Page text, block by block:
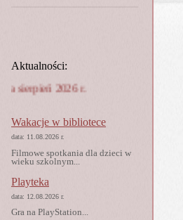
Aktualności:
Plan imprez
Wakacje w bibliotece
data: 11.08.2026 r.
Filmowe spotkania dla dzieci w
wieku szkolnym...
Playteka
data: 12.08.2026 r.
Gra na PlayStation...